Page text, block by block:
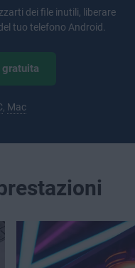
dei file inutili, liberare
tuo telefono Android.
gratuita
, Mac